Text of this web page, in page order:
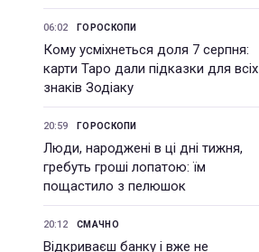
06:02 ГОРОСКОПИ
Кому усміхнеться доля 7 серпня:
карти Таро дали підказки для всіх
знаків Зодіаку
20:59 ГОРОСКОПИ
Люди, народжені в ці дні тижня,
гребуть гроші лопатою: їм
пощастило з пелюшок
20:12 СМАЧНО
Відкриваєш банку і вже не